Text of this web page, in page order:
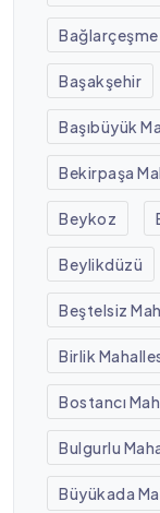
Bağlarçeşme
Başakşehir
Başıbüyük
Bekirpaşa
Beykoz
Beylikdüzü
Beştelsiz
Birlik
Bostancı
Bulgurlu
Büyükada